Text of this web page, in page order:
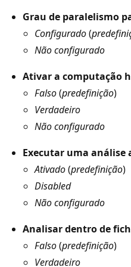
Grau de paralelismo
Configurado(
Não configurado
Ativar a computação
Falso(predefinição)
Verdadeiro
Não configurado
Executar uma análise
Ativado(predefinição)
Disabled
Não configurado
Analisar dentro de
Falso(predefinição)
Verdadeiro